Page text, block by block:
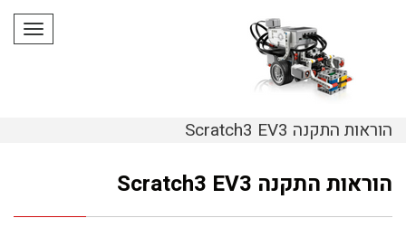
הוראות התקנה Scratch3 EV3
הוראות התקנה Scratch3 EV3